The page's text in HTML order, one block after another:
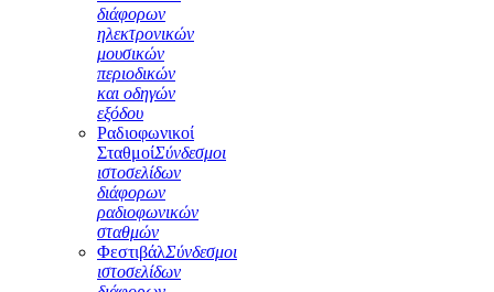
διάφορων
ηλεκτρονικών
μουσικών
περιοδικών
και οδηγών
εξόδου
Ραδιοφωνικοί
ΣταθμοίΣύνδεσμοι
ιστοσελίδων
διάφορων
ραδιοφωνικών
σταθμών
ΦεστιβάλΣύνδεσμοι
ιστοσελίδων